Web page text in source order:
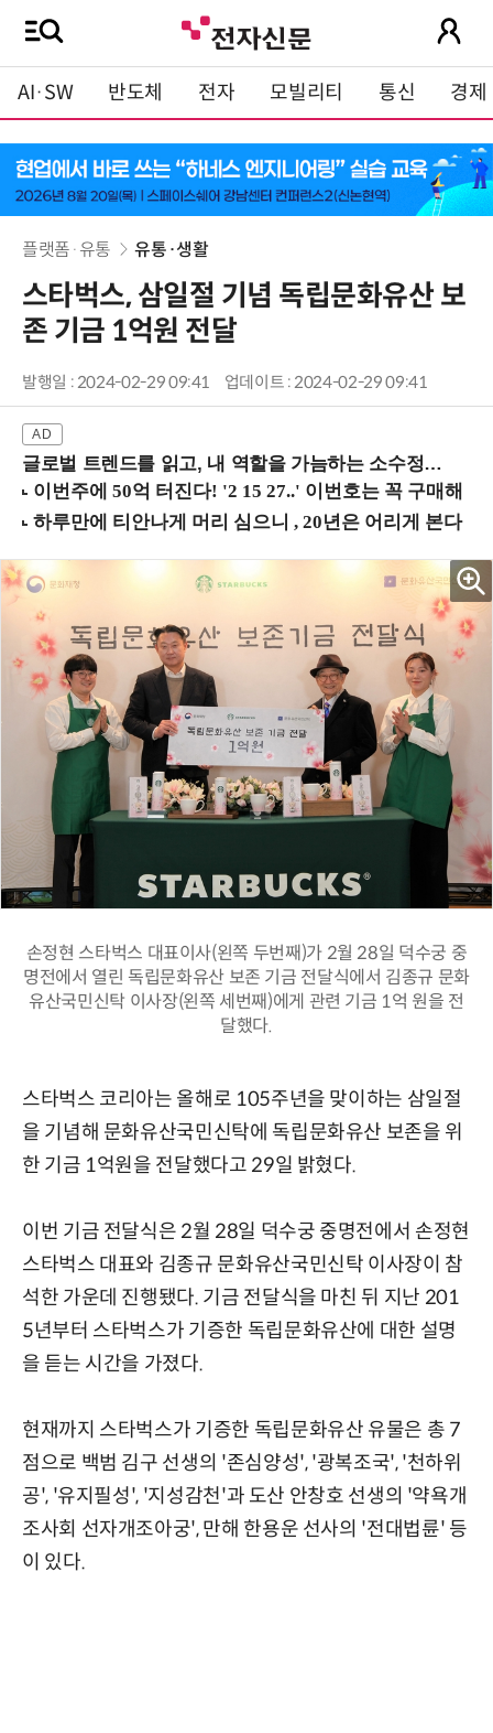
AI·SW 반도체 전자 모빌리티 통신 경제
플랫폼·유통 유통·생활
스타벅스, 삼일절 기념 독립문화유산 보
존 기금 1억원 전달
발행일 : 2024-02-29 09:41 업데이트 : 2024-02-29 09:41
글로벌 트렌드를 읽고, 내 역할을 가늠하는 소수정예 실습 워크숍 (8/28 신논현역)
손정현 스타벅스 대표이사(왼쪽 두번째)가 2월 28일 덕수궁 중
명전에서 열린 독립문화유산 보존 기금 전달식에서 김종규 문화
유산국민신탁 이사장(왼쪽 세번째)에게 관련 기금 1억 원을 전
달했다.
스타벅스 코리아는 올해로 105주년을 맞이하는 삼일절
을 기념해 문화유산국민신탁에 독립문화유산 보존을 위
한 기금 1억원을 전달했다고 29일 밝혔다.
이번 기금 전달식은 2월 28일 덕수궁 중명전에서 손정현
스타벅스 대표와 김종규 문화유산국민신탁 이사장이 참
석한 가운데 진행됐다. 기금 전달식을 마친 뒤 지난 201
5년부터 스타벅스가 기증한 독립문화유산에 대한 설명
을 듣는 시간을 가졌다.
현재까지 스타벅스가 기증한 독립문화유산 유물은 총 7
점으로 백범 김구 선생의 '존심양성', '광복조국', '천하위
공', '유지필성', '지성감천'과 도산 안창호 선생의 '약욕개
조사회 선자개조아궁', 만해 한용운 선사의 '전대법륜' 등
이 있다.